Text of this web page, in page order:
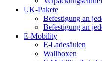
UK-Pakete
Befestigung an
Befestigung an
E-Mobility
E-Ladesäulen
Wallboxen